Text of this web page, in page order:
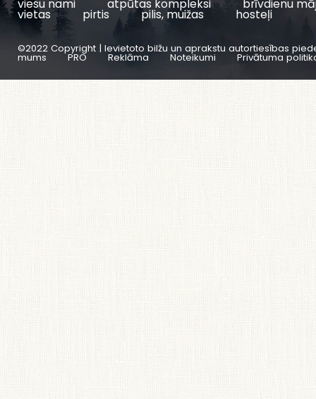
viesu nami atpūtas kompleksi brīvdienu
vietas pirtis pilis, muižas hosteļi
©2022 Copyright | Ievietoto bilžu un aprakstu autortiesības
mums PRO Reklāma Noteikumi Privātuma